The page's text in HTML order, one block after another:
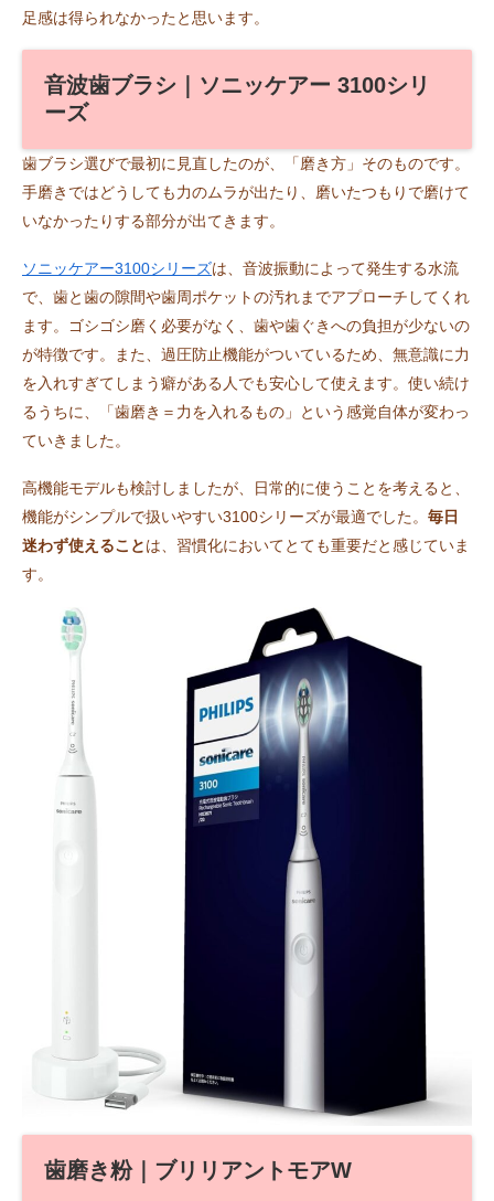
足感は得られなかったと思います。
音波歯ブラシ｜ソニッケアー 3100シリ
ーズ
歯ブラシ選びで最初に見直したのが、「磨き方」そのものです。
手磨きではどうしても力のムラが出たり、磨いたつもりで磨けて
いなかったりする部分が出てきます。
ソニッケアー3100シリーズは、音波振動によって発生する水流
で、歯と歯の隙間や歯周ポケットの汚れまでアプローチしてくれ
ます。ゴシゴシ磨く必要がなく、歯や歯ぐきへの負担が少ないの
が特徴です。また、過圧防止機能がついているため、無意識に力
を入れすぎてしまう癖がある人でも安心して使えます。使い続け
るうちに、「歯磨き＝力を入れるもの」という感覚自体が変わっ
ていきました。
高機能モデルも検討しましたが、日常的に使うことを考えると、
機能がシンプルで扱いやすい3100シリーズが最適でした。 毎日
迷わず使えることは、習慣化においてとても重要だと感じていま
す。
歯磨き粉｜ブリリアントモアW